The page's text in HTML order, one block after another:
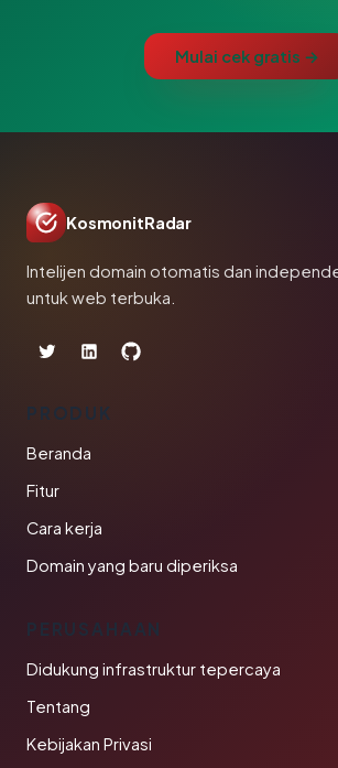
Mulai cek gratis →
KosmonitRadar
Intelijen domain otomatis dan
untuk web terbuka.
PRODUK
Beranda
Fitur
Cara kerja
Domain yang baru diperiksa
PERUSAHAAN
Didukung infrastruktur tepercaya
Tentang
Kebijakan Privasi